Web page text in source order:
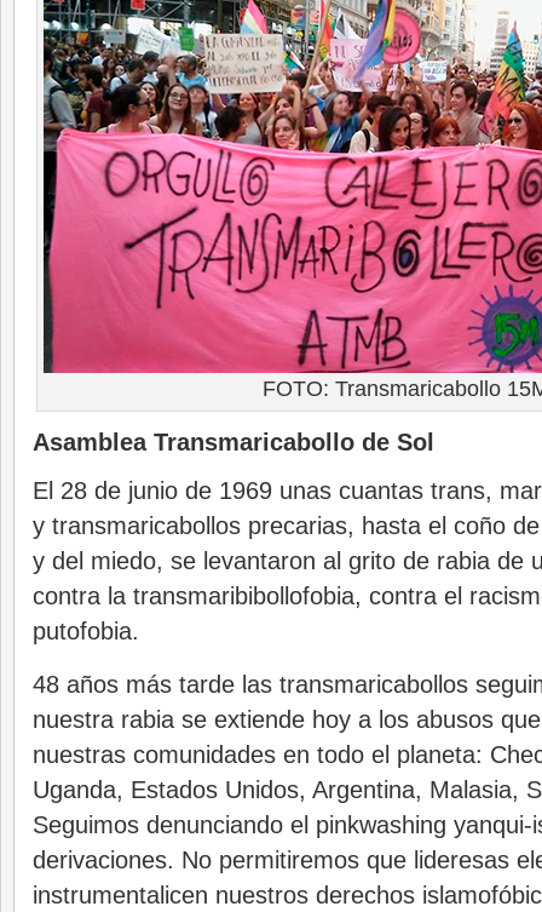
FOTO: Transmaricabollo
Asamblea Transmaricabollo de Sol
El 28 de junio de 1969 unas cuantas trans,
y transmaricabollos precarias, hasta el coño
y del miedo, se levantaron al grito de rabia de
contra la transmaribibollofobia, contra el
putofobia.
48 años más tarde las transmaricabollos
nuestra rabia se extiende hoy a los abusos
nuestras comunidades en todo el planeta:
Uganda, Estados Unidos, Argentina, Malasia,
Seguimos denunciando el pinkwashing
derivaciones. No permitiremos que lideresas
instrumentalicen nuestros derechos